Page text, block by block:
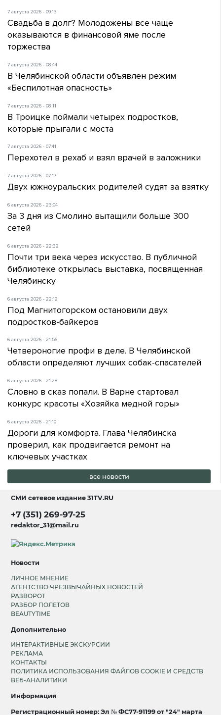
7 августа 2026 - 09:13
Свадьба в долг? Молодожены все чаще
оказываются в финансовой яме после
торжества
7 августа 2026 - 08:44
В Челябинской области объявлен режим
«Беспилотная опасность»
7 августа 2026 - 08:11
В Троицке поймали четырех подростков,
которые прыгали с моста
7 августа 2026 - 07:41
Перехотел в рехаб и взял врачей в заложники
7 августа 2026 - 07:17
Двух южноуральских родителей судят за взятку
6 августа 2026 - 23:04
За 3 дня из Смолино вытащили больше 300
сетей
6 августа 2026 - 22:32
Почти три века через искусство. В публичной
библиотеке открылась выставка, посвященная
Челябинску
6 августа 2026 - 22:12
Под Магнитогорском остановили двух
подростков-байкеров
6 августа 2026 - 21:56
Четвероногие профи в деле. В Челябинской
области определяют лучших собак-спасателей
6 августа 2026 - 21:28
Словно в сказ попали. В Варне стартовал
конкурс красоты «Хозяйка медной горы»
6 августа 2026 - 21:10
Дороги для комфорта. Глава Челябинска
проверил, как продвигается ремонт на
ключевых участках
все новости
СМИ сетевое издание31TV.RU
+7 (351) 269-97-25
redaktor_31@mail.ru
Новости
ЛИЧНОЕ МНЕНИЕ
АГЕНТСТВО ЧРЕЗВЫЧАЙНЫХ НОВОСТЕЙ
РАЗВОРОТ
РАЗБОР ПОЛЕТОВ
BEAUTYTIME
Дополнительно
ИНТЕРАКТИВНЫЕ ЭКСКУРСИИ
РЕКЛАМА
КОНТАКТЫ
ПОЛИТИКА ИСПОЛЬЗОВАНИЯ ФАЙЛОВ COOKIE И СРЕДСТВ
ВЕБ-АНАЛИТИКИ
Информация
Регистрационный номер: Эл № ФС77-91199 от "24" марта